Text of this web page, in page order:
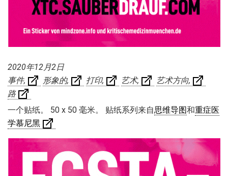
2020年12月2日
事件
形象的 打印 艺术
艺术方向
路
一个贴纸。 50 x 50 毫米。 贴纸系列来自思维导图和重症医
学慕尼黑